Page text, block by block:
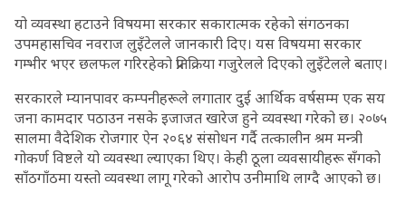
यो व्यवस्था हटाउने विषयमा सरकार सकारात्मक रहेको संगठनका
उपमहासचिव नवराज लुइँटेलले जानकारी दिए। यस विषयमा सरकार
गम्भीर भएर छलफल गरिरहेको प्रतिक्रिया गजुरेलले दिएको लुइँटेलले बताए।
सरकारले म्यानपावर कम्पनीहरूले लगातार दुई आर्थिक वर्षसम्म एक सय
जना कामदार पठाउन नसके इजाजत खारेज हुने व्यवस्था गरेको छ। २०७५
सालमा वैदेशिक रोजगार ऐन २०६४ संसोधन गर्दै तत्कालीन श्रम मन्त्री
गोकर्ण विष्टले यो व्यवस्था ल्याएका थिए। केही ठूला व्यवसायीहरू सँगको
साँठगाँठमा यस्तो व्यवस्था लागू गरेको आरोप उनीमाथि लाग्दै आएको छ।